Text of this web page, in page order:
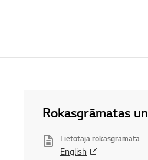
Rokasgrāmatas
Lietotāja rokasgrāmata
English